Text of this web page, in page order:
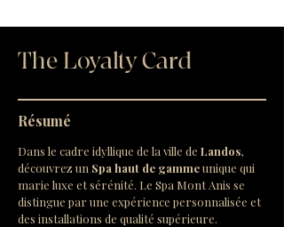
The Loyalty Card
Résumé
Dans le cadre idyllique de la ville de Landos,
découvrez un Spa haut de gamme unique qui
marie luxe et sérénité. Le Spa Mont Anis se
distingue par une expérience personnalisée et
des installations de qualité supérieure.